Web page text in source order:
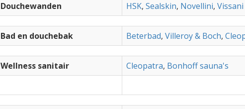
Douchewanden HSK, Sealskin, Novellini, Vissani
Bad en douchebak Beterbad, Villeroy & Boch,
Wellness sanitair Cleopatra, Bonhoff sauna's